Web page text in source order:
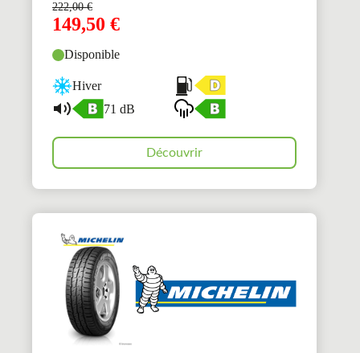
222,00€
149,50 €
Disponible
Hiver
71 dB
Découvrir